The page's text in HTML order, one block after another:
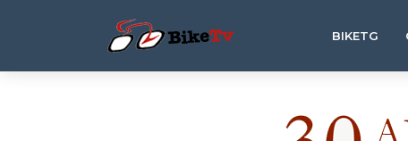
BIKETG